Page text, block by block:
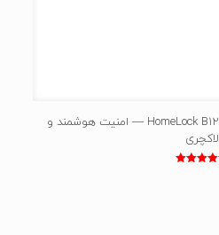
دستگیره دیجیتال هوم لاک HomeLock B120 — امنیت هوشمند و
لاکچری